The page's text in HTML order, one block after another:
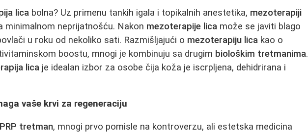
lica bolna? Uz primenu tankih igala i topikalnih anestetika, mezoterapiji
minimalnom neprijatnošću. Nakon mezoterapije lica može se javiti blago
u roku od nekoliko sati. Razmišljajući o mezoterapiju lica kao o
boostu, mnogi je kombinuju sa drugim biološkim tretmanima.
lica je idealan izbor za osobe čija koža je iscrpljena, dehidrirana i
vaše krvi za regeneraciju
PRP tretman, mnogi prvo pomisle na kontroverzu, ali estetska medicina